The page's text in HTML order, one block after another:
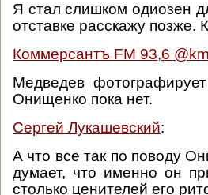
Я стал слишком одиозен
отставке расскажу позже.
Коммерсантъ
Медведев
Онищенко пока нет.
Сергей Лукашевский:
А что все так по поводу
думает, что именно он
столько ценителей его